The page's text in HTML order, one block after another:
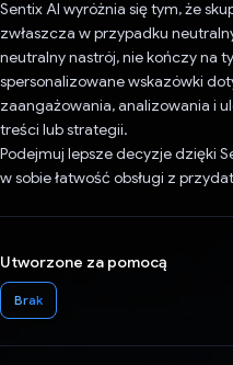
Sentix AI wyróżnia się tym, że
zwłaszcza w przypadku
neutralny nastrój, nie kończy na
spersonalizowane wskazówki
zaangażowania, analizowania i
treści lub strategii.
Podejmuj lepsze decyzje dzięki
w sobie łatwość obsługi z
Utworzone za pomocą
Brak